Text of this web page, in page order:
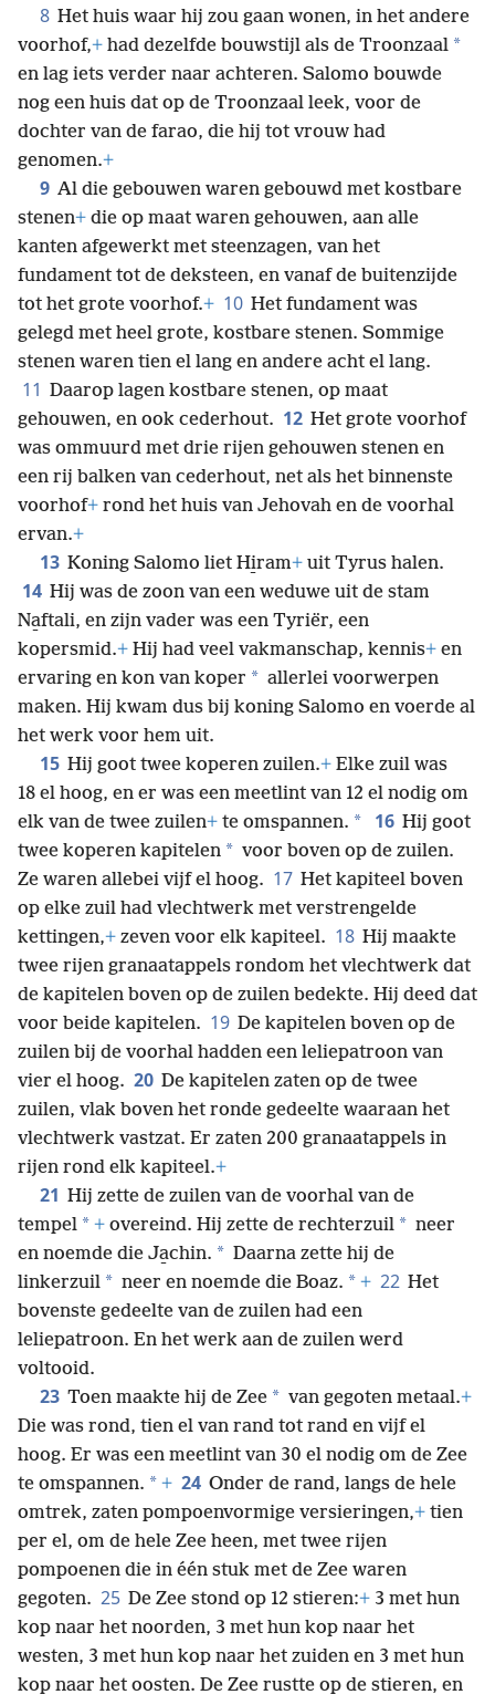
8 Het huis waar hij zou gaan wonen, in het andere
voorhof,+ had dezelfde bouwstijl als de Troonzaal *
en lag iets verder naar achteren. Salomo bouwde
nog een huis dat op de Troonzaal leek, voor de
dochter van de farao, die hij tot vrouw had
genomen.+
9 Al die gebouwen waren gebouwd met kostbare
stenen+ die op maat waren gehouwen, aan alle
kanten afgewerkt met steenzagen, van het
fundament tot de deksteen, en vanaf de buitenzijde
tot het grote voorhof.+ 10 Het fundament was
gelegd met heel grote, kostbare stenen. Sommige
stenen waren tien el lang en andere acht el lang.
11 Daarop lagen kostbare stenen, op maat
gehouwen, en ook cederhout. 12 Het grote voorhof
was ommuurd met drie rijen gehouwen stenen en
een rij balken van cederhout, net als het binnenste
voorhof+ rond het huis van Jehovah en de voorhal
ervan.+
13 Koning Salomo liet Hi̱ram+ uit Tyrus halen.
14 Hij was de zoon van een weduwe uit de stam
Na̱ftali, en zijn vader was een Tyriër, een
kopersmid.+ Hij had veel vakmanschap, kennis+ en
ervaring en kon van koper * allerlei voorwerpen
maken. Hij kwam dus bij koning Salomo en voerde al
het werk voor hem uit.
15 Hij goot twee koperen zuilen.+ Elke zuil was
18 el hoog, en er was een meetlint van 12 el nodig om
elk van de twee zuilen+ te omspannen. * 16 Hij goot
twee koperen kapitelen * voor boven op de zuilen.
Ze waren allebei vijf el hoog. 17 Het kapiteel boven
op elke zuil had vlechtwerk met verstrengelde
kettingen,+ zeven voor elk kapiteel. 18 Hij maakte
twee rijen granaatappels rondom het vlechtwerk dat
de kapitelen boven op de zuilen bedekte. Hij deed dat
voor beide kapitelen. 19 De kapitelen boven op de
zuilen bij de voorhal hadden een leliepatroon van
vier el hoog. 20 De kapitelen zaten op de twee
zuilen, vlak boven het ronde gedeelte waaraan het
vlechtwerk vastzat. Er zaten 200 granaatappels in
rijen rond elk kapiteel.+
21 Hij zette de zuilen van de voorhal van de
tempel * + overeind. Hij zette de rechterzuil * neer
en noemde die Ja̱chin. * Daarna zette hij de
linkerzuil * neer en noemde die Boaz. * + 22 Het
bovenste gedeelte van de zuilen had een
leliepatroon. En het werk aan de zuilen werd
voltooid.
23 Toen maakte hij de Zee * van gegoten metaal.+
Die was rond, tien el van rand tot rand en vijf el
hoog. Er was een meetlint van 30 el nodig om de Zee
te omspannen. * + 24 Onder de rand, langs de hele
omtrek, zaten pompoenvormige versieringen,+ tien
per el, om de hele Zee heen, met twee rijen
pompoenen die in één stuk met de Zee waren
gegoten. 25 De Zee stond op 12 stieren:+ 3 met hun
kop naar het noorden, 3 met hun kop naar het
westen, 3 met hun kop naar het zuiden en 3 met hun
kop naar het oosten. De Zee rustte op de stieren, en